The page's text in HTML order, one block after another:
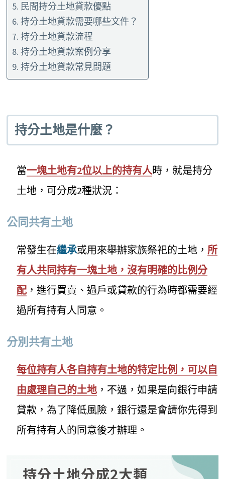
民間持分土地貸款優點
持分土地貸款需要哪些文件？
持分土地貸款流程
持分土地貸款案例分享
持分土地貸款常見問題
持分土地是什麼？
當一塊土地有2位以上的持有人時，就是持分
土地，可分成2種狀況：
公同共有土地
常發生在繼承或用來舉辦家族祭祀的土地，所
有人共同持有一塊土地，沒有明確的比例分
配 ，進行買賣、過戶或貸款的行為時都需要經
過所有持有人同意。
分別共有土地
每位持有人各自持有土地的特定比例，可以自
由處理自己的土地 ，不過，如果是向銀行申請
貸款，為了降低風險，銀行還是會請你先得到
所有持有人的同意後才辦理。